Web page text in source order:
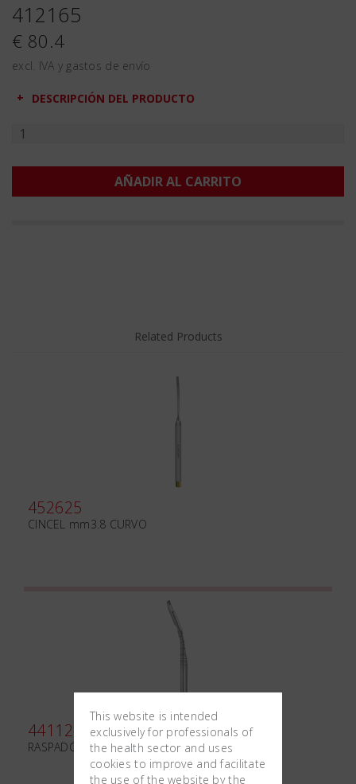
412165
€ 80.4
excl. IVA y gastos de envío
DESCRIPCIÓN DEL PRODUCTO
AÑADIR AL CARRITO
Related Products
452625
CINCEL mm3.8 CURVO
441120
RASPADOR DE HUESO ANGULADO
This website is intended
exclusively for professionals of
the health sector and uses
cookies to improve and facilitate
the use of the website by the